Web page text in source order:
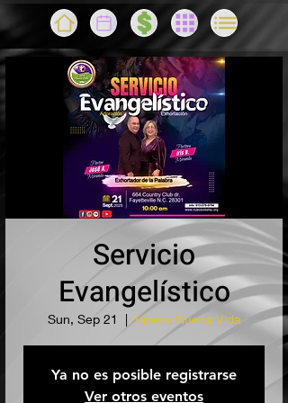
Servicio
Evangelístico
Sun, Sep 21
  |
Iglesia Nueva Vida
Ya no es posible registrarse
Ver otros eventos